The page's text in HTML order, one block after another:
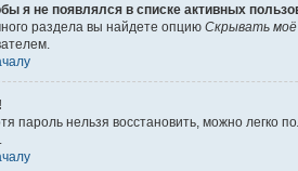
я не появлялся в списке активных
раздела вы найдете опцию Скрывать
пароль нельзя восстановить, можно легко